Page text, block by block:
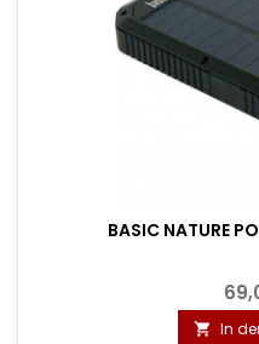
BASIC NATURE
 In